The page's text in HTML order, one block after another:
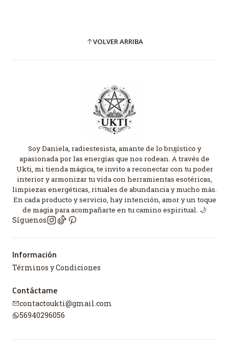
VOLVER ARRIBA
Soy Daniela, radiestesista, amante de lo brujístico y
apasionada por las energías que nos rodean. A través de
Ukti, mi tienda mágica, te invito a reconectar con tu poder
interior y armonizar tu vida con herramientas esotéricas,
limpiezas energéticas, rituales de abundancia y mucho más.
En cada producto y servicio, hay intención, amor y un toque
de magia para acompañarte en tu camino espiritual. 🌙
Síguenos
Información
Términos y Condiciones
Contáctame
contactoukti@gmail.com
56940296056